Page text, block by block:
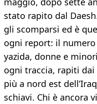
stato rapito dal
gli scomparsi ed è
ogni report: il
yazida, donne e
ogni traccia, rapiti
più a nord est
schiavi. Chi è ancora